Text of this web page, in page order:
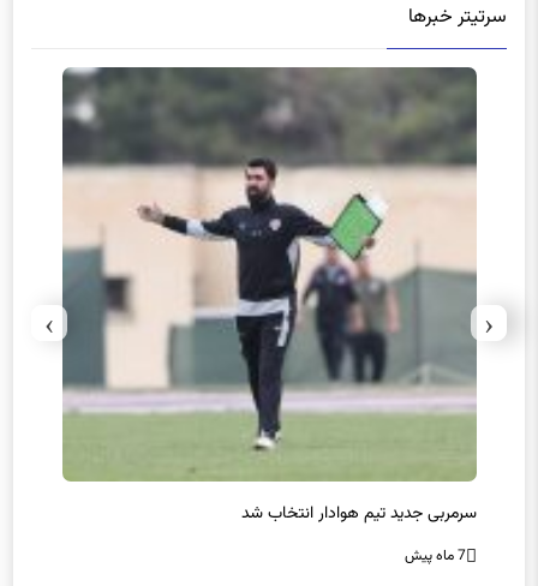
سرتیتر خبرها
سرمربی جدید تیم هوادار انتخاب شد
7 ماه پیش
‹
›